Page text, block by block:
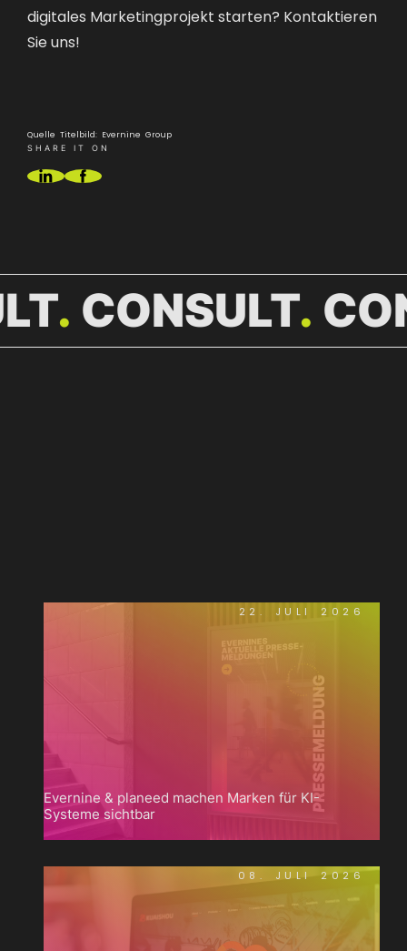
digitales Marketingprojekt starten? Kontaktieren
Sie uns!
Quelle Titelbild: Evernine Group
SHARE IT ON
CONSULT
22. JULI 2026
Evernine & planeed machen Marken für KI-
Systeme sichtbar
08. JULI 2026